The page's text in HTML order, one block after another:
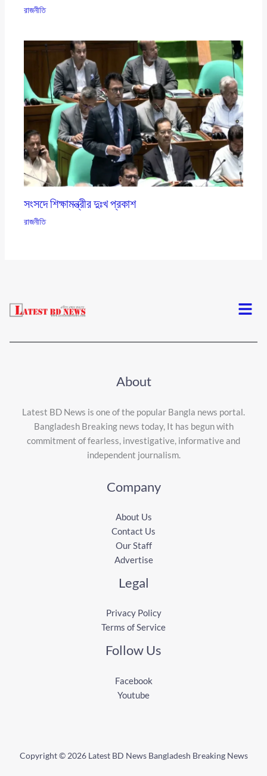
রাজনীতি
সংসদে শিক্ষামন্ত্রীর দুঃখ প্রকাশ
রাজনীতি
Menu
About
Latest BD News is one of the popular Bangla news portal.
Bangladesh Breaking news today, It has begun with
commitment of fearless, investigative, informative and
independent journalism.
Company
About Us
Contact Us
Our Staff
Advertise
Legal
Privacy Policy
Terms of Service
Follow Us
Facebook
Youtube
Copyright © 2026 Latest BD News Bangladesh Breaking News